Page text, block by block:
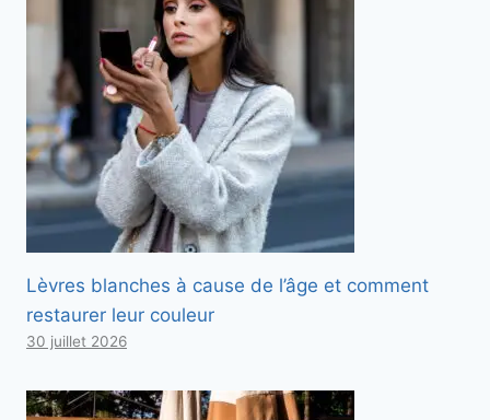
Lèvres blanches à cause de l’âge et comment
restaurer leur couleur
30 juillet 2026